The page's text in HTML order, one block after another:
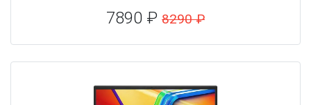
7890 ₽ 8290 ₽